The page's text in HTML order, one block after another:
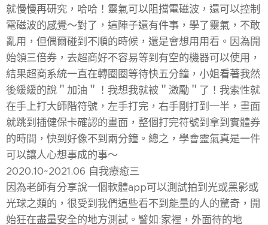
就慢慢再研究，哈哈！靈氣可以阻擋電磁波，還可以控制
電磁波的感覺～對了，這陣子還有件事，學了靈氣，不敢
亂用，但偶爾碰到不順的時候，還是會想用用看。因為開
始領三倍券，去超商好不容易等到有空的機器可以使用，
結果超商系統一直在轉圈圈等待快五分鐘，小姐看著我然
後緩緩的說＂加油＂！我想我就被＂激勵＂了！我索性就
在手上打大師階符號，左手打完，右手剛打到一半，畫面
就跳到插健保卡確認的畫面，整個打完符號到拿到實體券
的時間，快到好像不到兩分鐘。總之，學會靈氣真是一件
可以讓人心想事成的事～
2020.10~2021.06 自我療癒三
因為老師有分享說一個軟體app可以測試拍到光或黑影或
光球之類的，很受到我們這些看不到能量的人的驚奇，開
始狂在盡量安全的地方測試。譬如:家裡，外面待的地